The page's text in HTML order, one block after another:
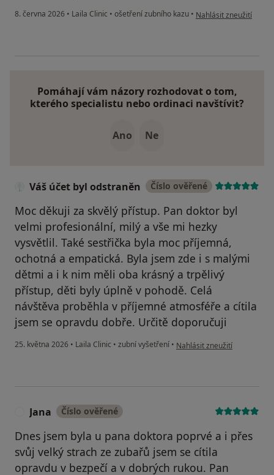
8. června 2026 • Laila Clinic • ošetření zubního kazu • podle názoru
Nahlásit zneužití
Pomáhají vám názory rozhodovat o tom,
kterého specialistu nebo ordinaci navštívit?
Ano Ne
Váš účet byl odstraněn Číslo ověřené
Moc děkuji za skvělý přístup. Pan doktor byl
velmi profesionální, milý a vše mi hezky
vysvětlil. Také sestřička byla moc příjemná,
ochotná a empatická. Byla jsem zde i s malými
dětmi a i k nim měli oba krásný a trpělivý
přístup, děti byly úplně v pohodě. Celá
návštěva proběhla v příjemné atmosféře a cítila
jsem se opravdu dobře. Určitě doporučuji
25. května 2026 • Laila Clinic • zubní vyšetření • podle názoru uživatele Váš
Nahlásit zneužití
Jana Číslo ověřené
Dnes jsem byla u pana doktora poprvé a i přes
svůj velký strach ze zubařů jsem se cítila
opravdu v bezpečí a v dobrých rukou. Pan